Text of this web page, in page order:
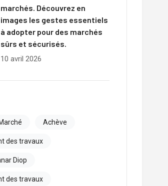
marchés. Découvrez en
images les gestes essentiels
à adopter pour des marchés
sûrs et sécurisés.
10 avril 2026
Achève
des travaux
Diop
des travaux